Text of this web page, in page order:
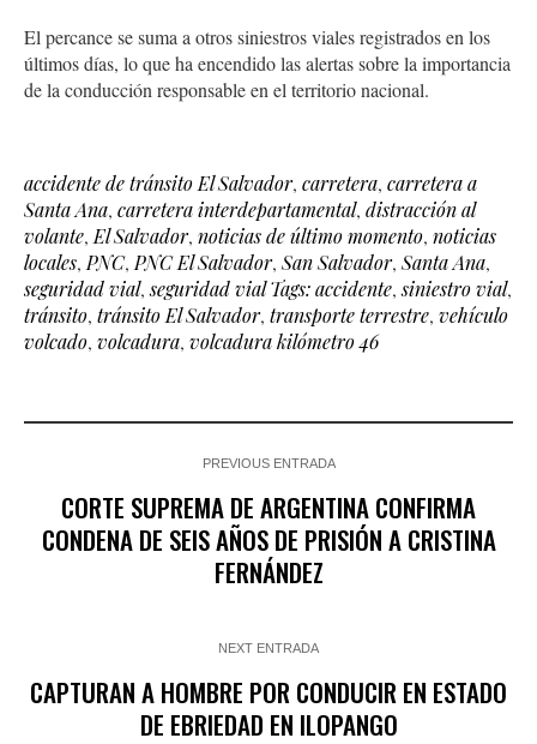
El percance se suma a otros siniestros viales registrados en los
últimos días, lo que ha encendido las alertas sobre la importancia
de la conducción responsable en el territorio nacional.
accidente de tránsito El Salvador, carretera, carretera a
Santa Ana, carretera interdepartamental, distracción al
volante, El Salvador, noticias de último momento, noticias
locales, PNC, PNC El Salvador, San Salvador, Santa Ana,
seguridad vial,seguridad vial Tags: accidente,siniestro vial,
tránsito, tránsito El Salvador, transporte terrestre, vehículo
volcado, volcadura, volcadura kilómetro 46
PREVIOUS ENTRADA
CORTE SUPREMA DE ARGENTINA CONFIRMA
CONDENA DE SEIS AÑOS DE PRISIÓN A CRISTINA
FERNÁNDEZ
NEXT ENTRADA
CAPTURAN A HOMBRE POR CONDUCIR EN ESTADO
DE EBRIEDAD EN ILOPANGO